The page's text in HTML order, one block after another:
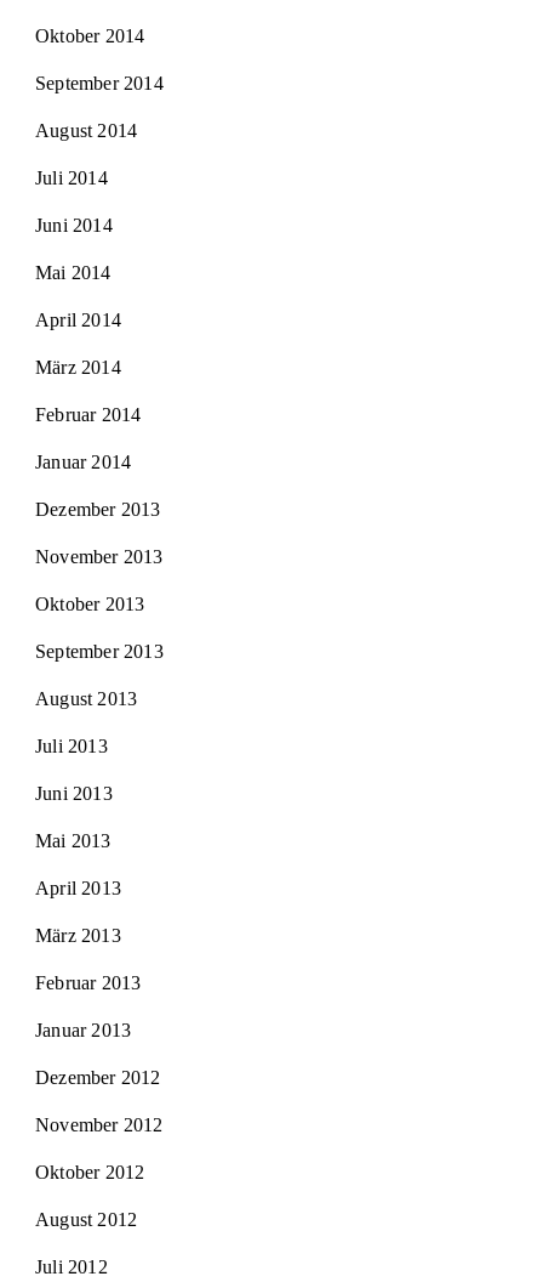
Oktober 2014
September 2014
August 2014
Juli 2014
Juni 2014
Mai 2014
April 2014
März 2014
Februar 2014
Januar 2014
Dezember 2013
November 2013
Oktober 2013
September 2013
August 2013
Juli 2013
Juni 2013
Mai 2013
April 2013
März 2013
Februar 2013
Januar 2013
Dezember 2012
November 2012
Oktober 2012
August 2012
Juli 2012